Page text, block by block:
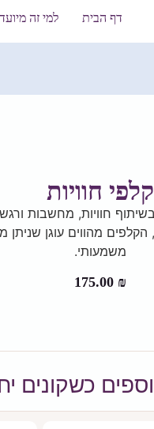
דף הבית למי זה מיועד
קלפי חוויות
חוויות, מחשבות
מהווים עוגן שניתן
משמעותי.
175.00 ₪